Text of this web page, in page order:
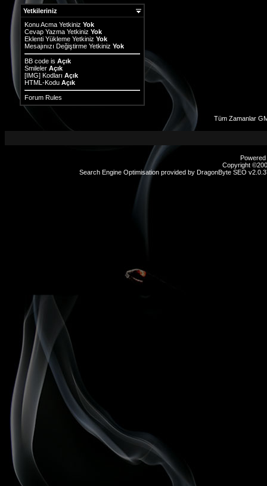
Yetkileriniz
Konu Acma Yetkiniz Yok
Cevap Yazma Yetkiniz Yok
Eklenti Yükleme Yetkiniz Yok
Mesajınızı Değiştirme Yetkiniz Yok
BB code is Açık
Smileler Açık
[IMG] Kodları Açık
HTML-Kodu Açık
Forum Rules
Tüm Zamanlar
Copyright
Search Engine Optimisation provided by DragonByte SEO